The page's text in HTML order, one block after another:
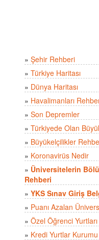
» Şehir Rehberi
» Türkiye Haritası
» Dünya Haritası
» Havalimanları
» Son Depremler
» Türkiyede Olan
» Büyükelçilikler
» Koronavirüs Nedir
» Üniversitelerin
Rehberi
» YKS Sınav Giriş
» Puanı Azalan
» Özel Öğrenci Yurtları
» Kredi Yurtlar Kurumu